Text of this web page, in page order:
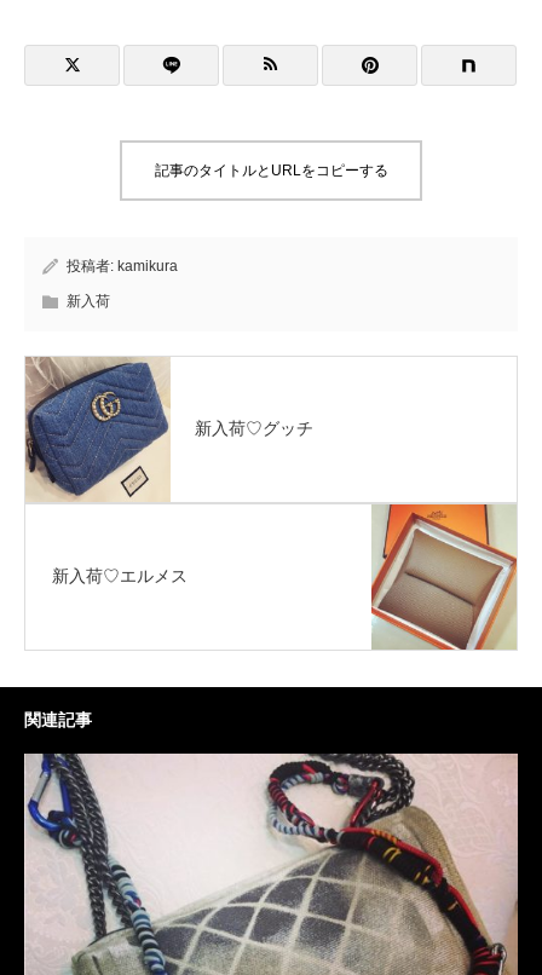
記事のタイトルとURLをコピーする
投稿者: kamikura
新入荷
新入荷♡グッチ
新入荷♡エルメス
関連記事